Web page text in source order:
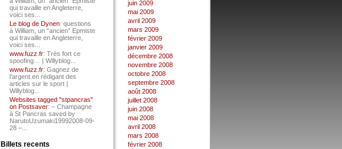
qui travaille en Angleterre,
voici ses...
Le blog de Dynen: questions
à William, un “ancien” Epmiste
qui travaille en Angleterre,
voici ses...
www.fuzz.fr: Très fort ce
spoofing… | Willyblog...
www.fuzz.fr: Gagnez de
l’argent en rédigant des
articles sur le sport |
Willyblog...
Websites tagged "stpancras"
on Postsaver: – Champagne
à St Pancras saved by
NarutoUzumaki19992008-09-
28 –...
Billets recents
juin 2009
mai 2009
avril 2009
mars 2009
février 2009
janvier 2009
décembre 2008
novembre 2008
octobre 2008
septembre 2008
août 2008
juillet 2008
juin 2008
mai 2008
avril 2008
mars 2008
février 2008